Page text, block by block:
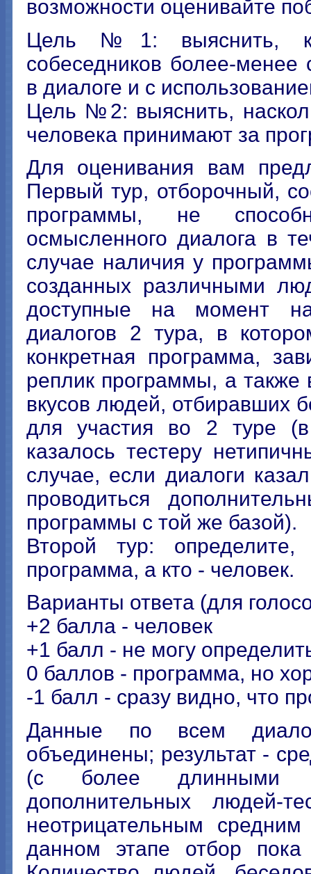
возможности оценивайте
Цель №1: выяснить,
собеседников более-менее
в диалоге и с
Цель №2: выяснить,
человека принимают за
Для оценивания вам
Первый тур, отборочный,
программы, не
осмысленного диалога в
случае наличия у
созданных различными
доступные на момент
диалогов 2 тура, в
конкретная программа,
реплик программы, а также
вкусов людей, отбиравших
для участия во 2 туре (в
казалось тестеру
случае, если диалоги
проводиться
программы с той же базой).
Второй тур:
программа, а кто - человек.
Варианты ответа (для
+2 балла - человек
+1 балл - не могу
0 баллов - программа, но
-1 балл - сразу видно, что
Данные по всем
объединены; результат -
(с более длинными
дополнительных людей-
неотрицательным
данном этапе отбор пока